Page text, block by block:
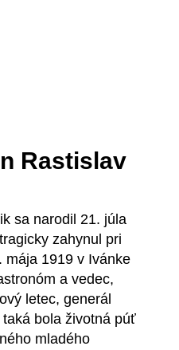
Rastislav
sa narodil 21. júla
zahynul pri
mája 1919 v Ivánke
a vedec,
letec, generál
bola životná púť
mladého